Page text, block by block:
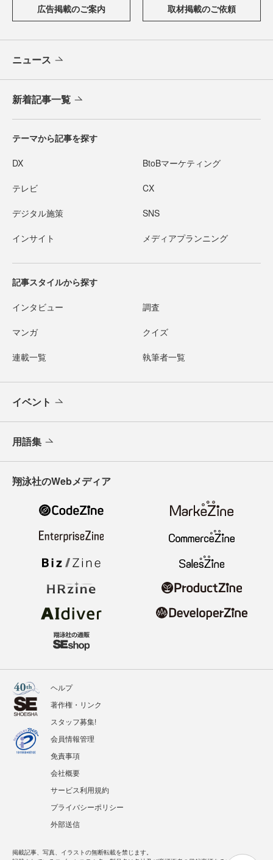
広告掲載のご案内 取材掲載のご依頼
ニュース
新着記事一覧
テーマから記事を探す
DX BtoBマーケティング
テレビ CX
デジタル施策 SNS
インサイト メディアプランニング
記事スタイルから探す
インタビュー 調査
マンガ クイズ
連載一覧 執筆者一覧
イベント
用語集
翔泳社のWebメディア
ヘルプ
著作権・リンク
スタッフ募集!
会員情報管理
免責事項
会社概要
サービス利用規約
プライバシーポリシー
外部送信
掲載記事、写真、イラストの無断転載を禁じます。